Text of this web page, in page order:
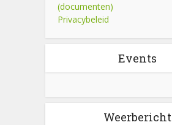
(documenten)
Privacybeleid
Events
Weerbericht